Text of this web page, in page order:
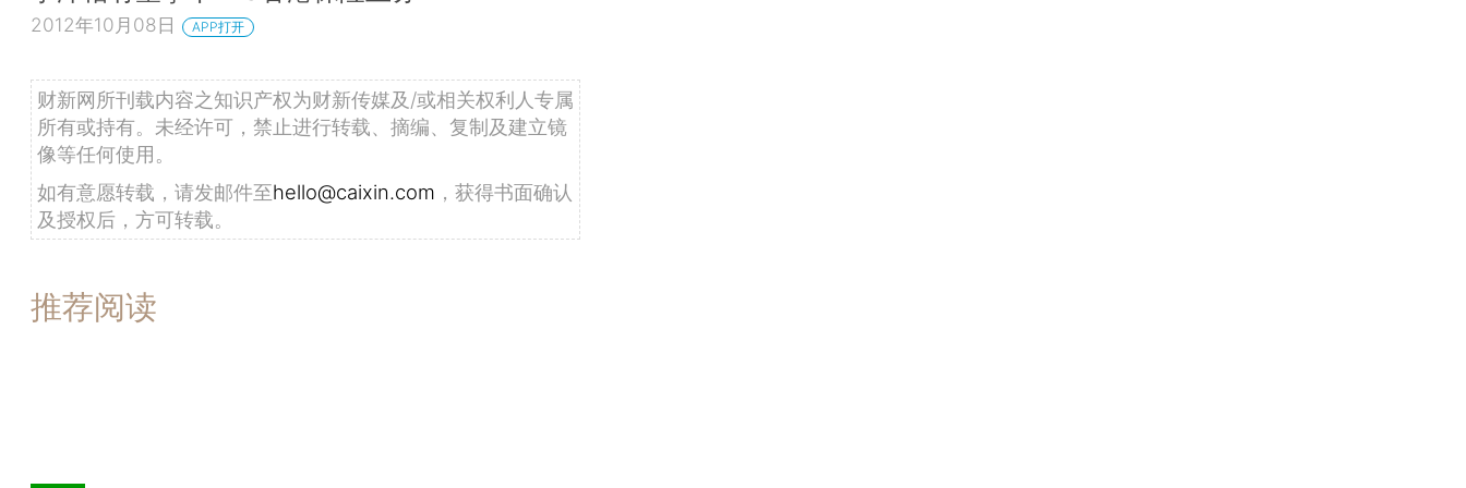
2012年10月08日 APP打开
财新网所刊载内容之知识产权为财新传媒及/或相关权利人专属
所有或持有。未经许可，禁止进行转载、摘编、复制及建立镜
像等任何使用。
如有意愿转载，请发邮件至hello@caixin.com ，获得书面确认
及授权后，方可转载。
推荐阅读